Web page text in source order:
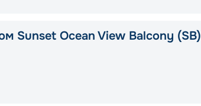
Sunset Ocean View Balcony (SB)